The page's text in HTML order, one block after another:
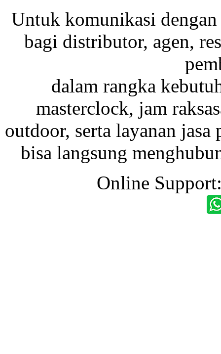
Untuk komunikasi dengan
bagi distributor, agen,
dalam rangka
masterclock, jam
outdoor, serta layanan
bisa langsung
Online